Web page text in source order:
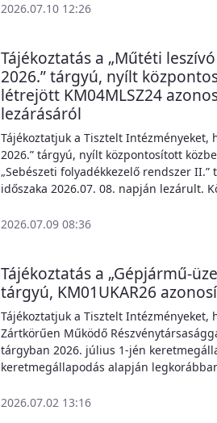
2026.07.10 12:26
Tájékoztatás a „Műtéti
2026.” tárgyú, nyílt
létrejött KM04MLSZ24
lezárásáról
Tájékoztatjuk a Tisztelt Intézményeket,
2026.” tárgyú, nyílt központosított
„Sebészeti folyadékkezelő rendszer
időszaka 2026.07. 08. napján lezárult.
2026.07.09 08:36
Tájékoztatás a „Gépjármű-
tárgyú, KM01UKAR26
Tájékoztatjuk a Tisztelt Intézményeket,
Zártkörűen Működő
tárgyban 2026. július 1-jén
keretmegállapodás alapján
2026.07.02 13:16